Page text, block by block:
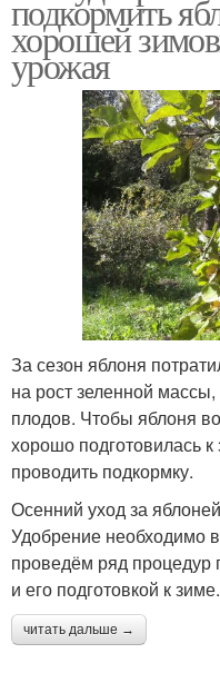
подкормить
хорошей
урожая
За сезон яблоня
на рост зеленной
плодов. Чтобы яблоня
хорошо подготовилась
проводить подкормку.
Осенний уход за яблоней
Удобрение необходимо
проведём ряд процедур
и его подготовкой к зиме.
читать дальше →